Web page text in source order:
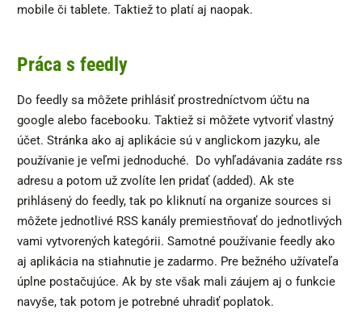
mobile či tablete. Taktiež to platí aj naopak.
Práca s feedly
Do feedly sa môžete prihlásiť prostredníctvom účtu na
google alebo facebooku. Taktiež si môžete vytvoriť vlastný
účet. Stránka ako aj aplikácie sú v anglickom jazyku, ale
používanie je veľmi jednoduché. Do vyhľadávania zadáte rss
adresu a potom už zvolíte len pridať (added). Ak ste
prihlásený do feedly, tak po kliknutí na organize sources si
môžete jednotlivé RSS kanály premiestňovať do jednotlivých
vami vytvorených kategórii. Samotné používanie feedly ako
aj aplikácia na stiahnutie je zadarmo. Pre bežného užívateľa
úplne postačujúce. Ak by ste však mali záujem aj o funkcie
navyše, tak potom je potrebné uhradiť poplatok.